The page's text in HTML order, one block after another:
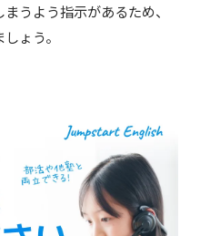
うよう指示があるため、
ょう。